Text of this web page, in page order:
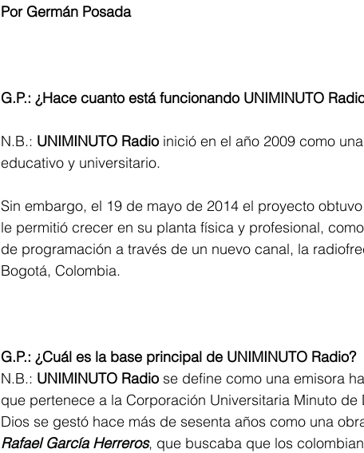
Por Germán Posada
G.P.: ¿Hace cuanto está funcionando UNIMINUTO
N.B.: UNIMINUTO Radio inició en el año 2009 como
educativo y universitario.
Sin embargo, el 19 de mayo de 2014 el proyecto
le permitió crecer en su planta física y profesional,
de programación a través de un nuevo canal, la
Bogotá, Colombia.
G.P.: ¿Cuál es la base principal de UNIMINUTO Radio?
N.B.: UNIMINUTO Radio se define como una emisora
que pertenece a la Corporación Universitaria Minuto
Dios se gestó hace más de sesenta años como una
Rafael García Herreros, que buscaba que los